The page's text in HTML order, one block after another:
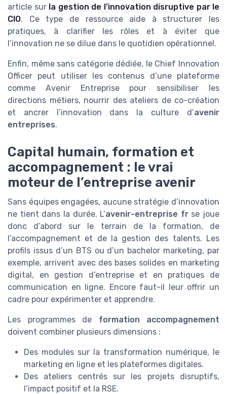
article sur la gestion de l’innovation disruptive par le
CIO. Ce type de ressource aide à structurer les
pratiques, à clarifier les rôles et à éviter que
l’innovation ne se dilue dans le quotidien opérationnel.
Enfin, même sans catégorie dédiée, le Chief Innovation
Officer peut utiliser les contenus d’une plateforme
comme Avenir Entreprise pour sensibiliser les
directions métiers, nourrir des ateliers de co-création
et ancrer l’innovation dans la culture d’avenir
entreprises.
Capital humain, formation et
accompagnement : le vrai
moteur de l’entreprise avenir
Sans équipes engagées, aucune stratégie d’innovation
ne tient dans la durée. L’avenir-entreprise frse joue
donc d’abord sur le terrain de la formation, de
l’accompagnement et de la gestion des talents. Les
profils issus d’un BTS ou d’un bachelor marketing, par
exemple, arrivent avec des bases solides en marketing
digital, en gestion d’entreprise et en pratiques de
communication en ligne. Encore faut-il leur offrir un
cadre pour expérimenter et apprendre.
Les programmes de formation accompagnement
doivent combiner plusieurs dimensions :
Des modules sur la transformation numérique, le
marketing en ligne et les plateformes digitales.
Des ateliers centrés sur les projets disruptifs,
l’impact positif et la RSE.